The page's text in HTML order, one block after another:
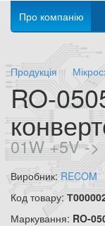
Про компанію
Продукція
RO-
01W +5V -
Виробник: RECOM
Код товару:
Маркування: RO-